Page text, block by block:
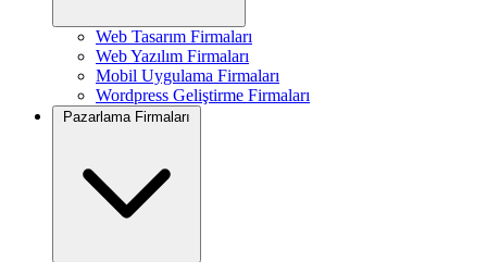
Web Tasarım Firmaları
Web Yazılım Firmaları
Mobil Uygulama Firmaları
Wordpress Geliştirme Firmaları
Pazarlama Firmaları